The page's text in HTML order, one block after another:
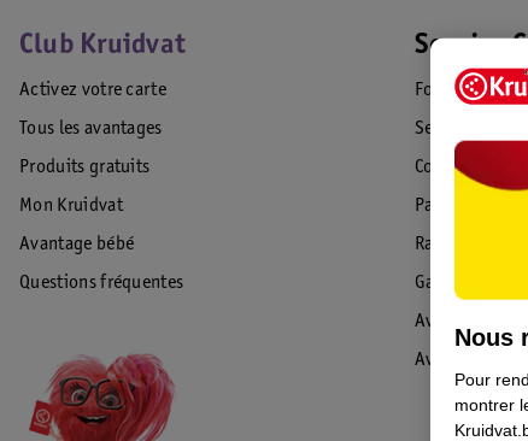
Club Kruidvat
Activez votre carte
Tous les avantages
Produits gratuits
Mon Kruidvat
Avantage bébé
Questions fréquentes
Service
Foire aux
Service
Commande &
Paiement
Rappel &
Garantie
Avis de sécurité
Avis
Nous
Pour
montrer